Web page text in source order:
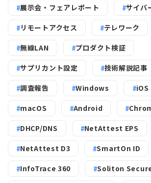
展示会・フェアレポート サイバ
リモートアクセス テレワーク
無線LAN プロダクト検証
サプリカント設定 技術解説記事
調査報告 Windows iOS
macOS Android
DHCP/DNS NetAttest EPS
NetAttest D3 SmartOn ID
InfoTrace 360 Soliton